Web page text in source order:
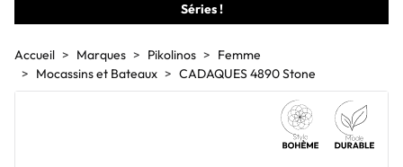
Séries !
Accueil Marques Pikolinos
Femme
Mocassins et Bateaux
CADAQUES 4890 Stone